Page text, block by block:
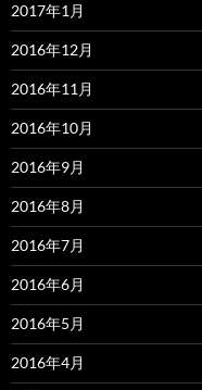
2017年1月
2016年12月
2016年11月
2016年10月
2016年9月
2016年8月
2016年7月
2016年6月
2016年5月
2016年4月